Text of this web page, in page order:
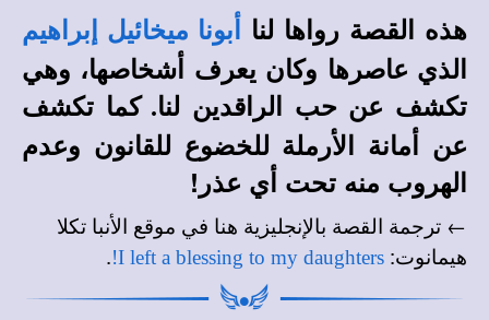
هذه القصة رواها لنا
أبونا ميخائيل إبراهيم
الذي عاصرها وكان يعرف أشخاصها، وهي
تكشف عن حب الراقدين لنا. كما تكشف
عن أمانة الأرملة للخضوع للقانون وعدم
الهروب منه تحت أي عذر!
← ترجمة القصة بالإنجليزية هنا في موقع الأنبا تكلا
هيمانوت:
I left a blessing to my daughters!
.